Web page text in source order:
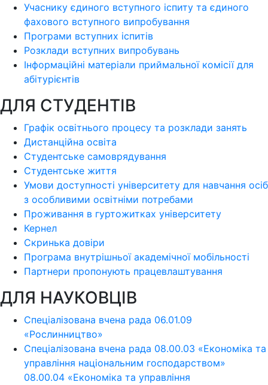
Учаснику єдиного вступного іспиту та єдиного
фахового вступного випробування
Програми вступних іспитів
Розклади вступних випробувань
Інформаційні матеріали приймальної комісії для
абітурієнтів
ДЛЯ СТУДЕНТІВ
Графік освітнього процесу та розклади занять
Дистанційна освіта
Студентське самоврядування
Студентське життя
Умови доступності університету для навчання осіб
з особливими освітніми потребами
Проживання в гуртожитках університету
Кернел
Скринька довіри
Програма внутрішньої академічної мобільності
Партнери пропонують працевлаштування
ДЛЯ НАУКОВЦІВ
Спеціалізована вчена рада 06.01.09
«Рослинництво»
Спеціалізована вчена рада 08.00.03 «Економіка та
управління національним господарством»
08.00.04 «Економіка та управління